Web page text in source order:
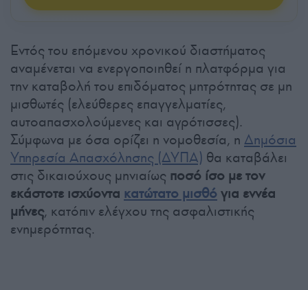
Εντός του επόμενου χρονικού διαστήματος
αναμένεται να ενεργοποιηθεί η πλατφόρμα για
την καταβολή του επιδόματος μητρότητας σε μη
μισθωτές (ελεύθερες επαγγελματίες,
αυτοαπασχολούμενες και αγρότισσες).
Σύμφωνα με όσα ορίζει η νομοθεσία, η Δημόσια
Υπηρεσία Απασχόλησης (ΔΥΠΑ) θα καταβάλει
στις δικαιούχους μηνιαίως ποσό ίσο με τον
εκάστοτε ισχύοντα κατώτατο μισθό για εννέα
μήνες, κατόπιν ελέγχου της ασφαλιστικής
ενημερότητας.